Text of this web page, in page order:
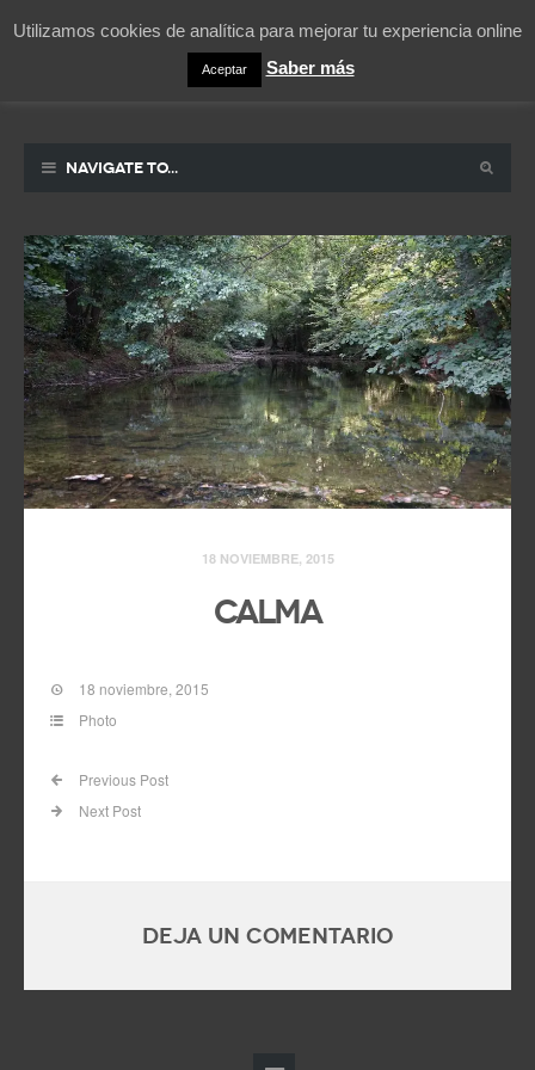
La vida contada en un sueño
Navigate to...
18 NOVIEMBRE, 2015
Calma
18 noviembre, 2015
Photo
Previous Post
Next Post
Deja un comentario
Utilizamos cookies de analítica para mejorar tu experiencia online
Aceptar Saber más